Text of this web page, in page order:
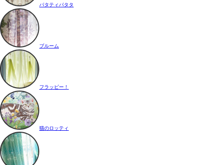
パタティパタタ
ブルーム
フラッピー！
猫のロッティ